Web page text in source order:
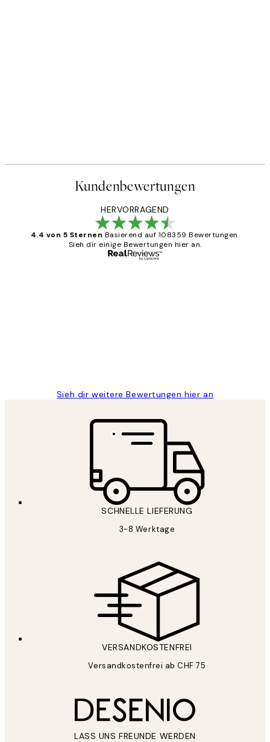
Kundenbewertungen
HERVORRAGEND
4.4 von 5 Sternen Basierend auf 108359 Bewertungen.
Sieh dir einige Bewertungen hier an.
Sieh dir weitere Bewertungen hier an
SCHNELLE LIEFERUNG
3-8 Werktage
VERSANDKOSTENFREI
Versandkostenfrei ab CHF 75
LASS UNS FREUNDE WERDEN